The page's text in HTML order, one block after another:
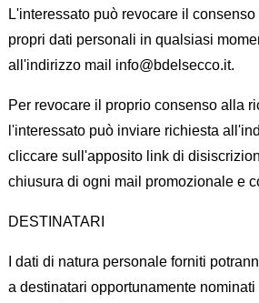
L'interessato può revocare il
propri dati personali in qualsiasi
all'indirizzo mail info@bdelsecco.it.
Per revocare il proprio consenso alla
l'interessato può inviare richiesta
cliccare sull'apposito link di
chiusura di ogni mail promozionale e
DESTINATARI
I dati di natura personale forniti
a destinatari opportunamente